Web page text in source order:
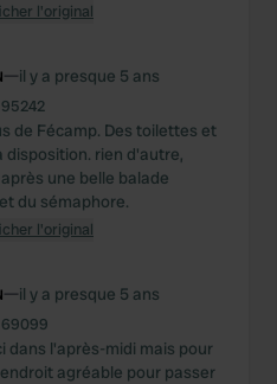
l'original
—il y a presque 5 ans
95242
de Fécamp. Des toilettes et
disposition. rien d'autre,
une belle balade
du sémaphore.
l'original
—il y a presque 5 ans
69099
dans l'après-midi mais pour
agréable pour passer